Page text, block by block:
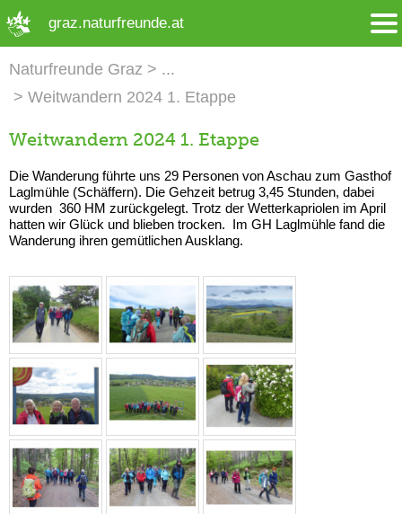
graz.naturfreunde.at
Naturfreunde Graz
Weitwandern 2024 1. Etappe
Weitwandern 2024 1. Etappe
Die Wanderung führte uns 29 Personen von Aschau zum Gasthof
Laglmühle (Schäffern). Die Gehzeit betrug 3,45 Stunden, dabei
wurden 360 HM zurückgelegt. Trotz der Wetterkapriolen im April
hatten wir Glück und blieben trocken. Im GH Laglmühle fand die
Wanderung ihren gemütlichen Ausklang.